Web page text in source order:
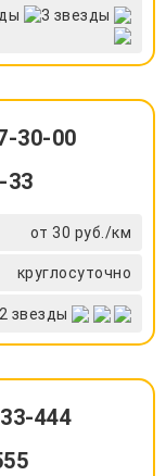
30-00
33
от 30 руб./км
круглосуточно
444